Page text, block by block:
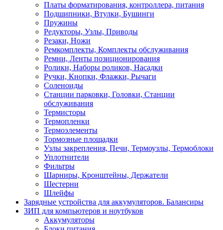
Платы форматирования, контроллера, питания
Подшипники, Втулки, Бушинги
Пружины
Редукторы, Узлы, Приводы
Резаки, Ножи
Ремкомплекты, Комплекты обслуживания
Ремни, Ленты позиционирования
Ролики, Наборы роликов, Насадки
Ручки, Кнопки, Флажки, Рычаги
Соленоиды
Станции парковки, Головки, Станции
обслуживания
Термисторы
Термопленки
Термоэлементы
Тормозные площадки
Узлы закрепления, Печи, Термоузлы, Термоблоки
Уплотнители
Фильтры
Шарниры, Кронштейны, Держатели
Шестерни
Шлейфы
Зарядные устройства для аккумуляторов. Балансиры
ЗИП для компьютеров и ноутбуков
Аккумуляторы